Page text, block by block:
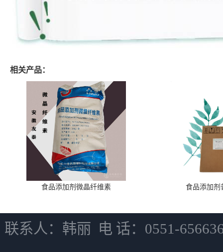
相关产品：
食品添加剂微晶纤维素 食品添加剂
联系人：韩丽 电 话：0551-